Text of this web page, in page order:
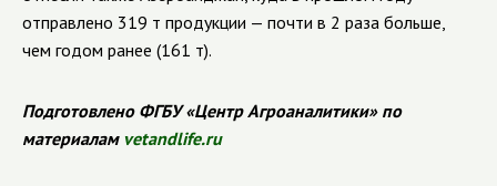
отправлено 319 т продукции — почти в 2 раза больше,
чем годом ранее (161 т).
Подготовлено ФГБУ «Центр Агроаналитики» по
материалам vetandlife.ru